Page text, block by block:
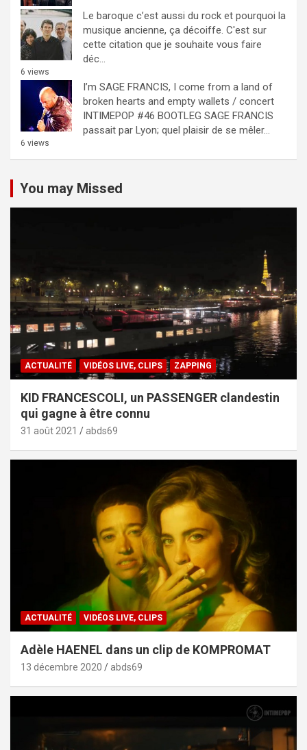
Le baroque c’est aussi du rock et pourquoi la
musique ancienne, ça décoiffe. C'est sur
cette citation que je souhaite vous faire
déc...
6 views
I’m SAGE FRANCIS, I come from a land of
broken hearts and empty wallets / concert
INTIMEPOP #46 BOOTLEG SAGE FRANCIS
passait par Lyon; quel plaisir de se mêler...
6 views
You may Missed
ACTUALITÉ VIDÉOS LIVE, CLIPS ZAPPING
KID FRANCESCOLI, un PASSENGER clandestin
qui gagne à être connu
31 août 2021 abds69
ACTUALITÉ VIDÉOS LIVE, CLIPS
Adèle HAENEL dans un clip de KOMPROMAT
13 décembre 2020 abds69